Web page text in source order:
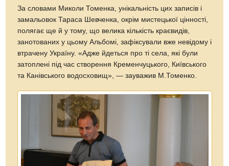
За словами Миколи Томенка, унікальність цих записів і
замальовок Тараса Шевченка, окрім мистецької цінності,
полягає ще й у тому, що велика кількість краєвидів,
занотованих у цьому Альбомі, зафіксували вже невідому і
втрачену Україну. «Адже йдеться про ті села, які були
затоплені під час створення Кременчуцького, Київського
та Канівського водосховищ», — зауважив М.Томенко.